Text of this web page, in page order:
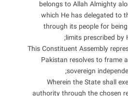
belongs to Allah Almighty
which He has delegated to
through its people for
limits prescribed by
This Constituent Assembly
Pakistan resolves to frame
sovereign
Wherein the State shall